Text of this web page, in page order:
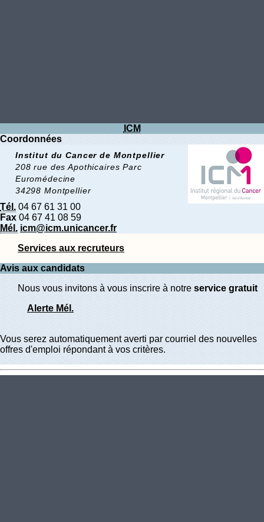
ICM
Coordonnées
Institut du Cancer de Montpellier
208 rue des Apothicaires Parc
Euromédecine
34298 Montpellier
Tél. 04 67 61 31 00
Fax 04 67 41 08 59
Mél. icm@icm.unicancer.fr
Services aux recruteurs
Avis aux candidats
Nous vous invitons à vous inscrire à notre service gratuit
Alerte Mél.
Vous serez automatiquement averti par courriel des nouvelles
offres d'emploi répondant à vos critères.